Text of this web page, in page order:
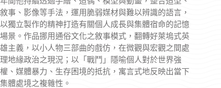
敘事、影像等手法，運用脆弱媒材與難以辨識的語言，
以獨立製作的精神打造有關個人成長與集體宿命的記憶
場景。作品挪用通俗文化之敘事模式，翻轉好萊塢式英
雄主義，以小人物三部曲的戲仿，在微觀與宏觀之間處
理地緣政治之現況；以「戰鬥」隱喻個人對於世界強
權、媒體暴力、生存困境的抵抗，寓言式地反映出當下
集體處境之複雜性。